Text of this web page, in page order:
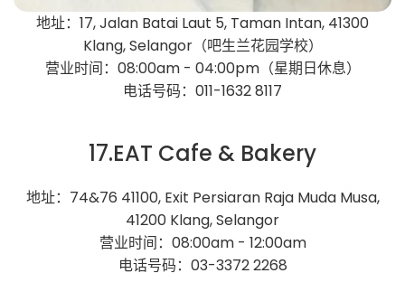
地址：17, Jalan Batai Laut 5, Taman Intan, 41300
Klang, Selangor（吧生兰花园学校）
营业时间：08:00am - 04:00pm（星期日休息）
电话号码：011-1632 8117
17.EAT Cafe & Bakery
地址：74&76 41100, Exit Persiaran Raja Muda Musa,
41200 Klang, Selangor
营业时间：08:00am - 12:00am
电话号码：03-3372 2268